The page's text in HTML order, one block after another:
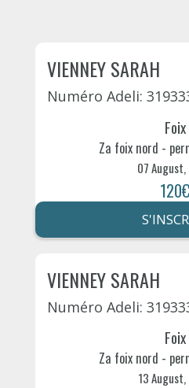
VIENNEY SARAH
Numéro Adeli:
Foix
Za foix nord -
07
120€
VIENNEY SARAH
Numéro Adeli:
Foix
Za foix nord -
13